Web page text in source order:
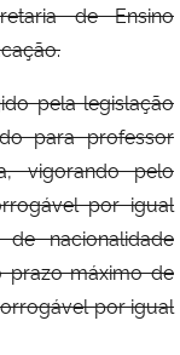
de Ensino
pela legislação
para professor
vigorando pelo
por igual
nacionalidade
prazo máximo de
por igual